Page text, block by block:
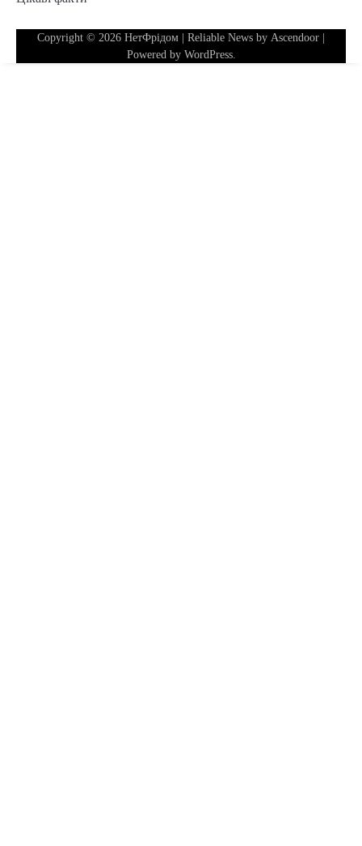
Copyright © 2026 НетФрідом | Reliable News by Ascendoor
Powered by WordPress.